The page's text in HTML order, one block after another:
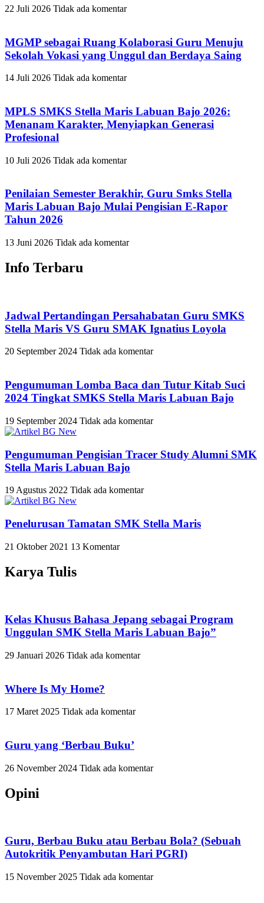
22 Juli 2026 Tidak ada komentar
MGMP sebagai Ruang Kolaborasi Guru Menuju
Sekolah Vokasi yang Unggul dan Berdaya Saing
14 Juli 2026 Tidak ada komentar
MPLS SMKS Stella Maris Labuan Bajo 2026:
Menanam Karakter, Menyiapkan Generasi
Profesional
10 Juli 2026 Tidak ada komentar
Penilaian Semester Berakhir, Guru Smks Stella
Maris Labuan Bajo Mulai Pengisian E-Rapor
Tahun 2026
13 Juni 2026 Tidak ada komentar
Info Terbaru
Jadwal Pertandingan Persahabatan Guru SMKS
Stella Maris VS Guru SMAK Ignatius Loyola
20 September 2024 Tidak ada komentar
Pengumuman Lomba Baca dan Tutur Kitab Suci
2024 Tingkat SMKS Stella Maris Labuan Bajo
19 September 2024 Tidak ada komentar
Pengumuman Pengisian Tracer Study Alumni SMK
Stella Maris Labuan Bajo
19 Agustus 2022 Tidak ada komentar
Penelurusan Tamatan SMK Stella Maris
21 Oktober 2021 13 Komentar
Karya Tulis
Kelas Khusus Bahasa Jepang sebagai Program
Unggulan SMK Stella Maris Labuan Bajo”
29 Januari 2026 Tidak ada komentar
Where Is My Home?
17 Maret 2025 Tidak ada komentar
Guru yang ‘Berbau Buku’
26 November 2024 Tidak ada komentar
Opini
Guru, Berbau Buku atau Berbau Bola? (Sebuah
Autokritik Penyambutan Hari PGRI)
15 November 2025 Tidak ada komentar